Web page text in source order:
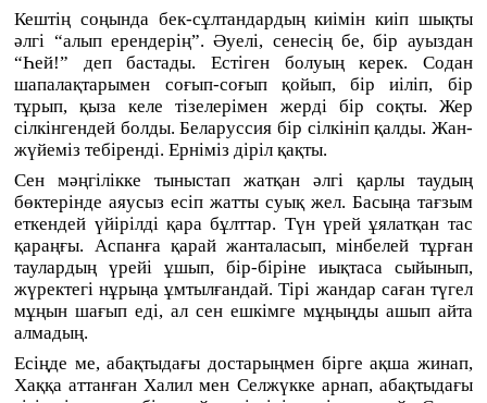
Кештің соңында бек-сұлтандардың киімін киіп шықты
әлгі “алып ерендерің”. Әуелі, сенесің бе, бір ауыздан
“Һей!” деп бастады. Естіген болуың керек. Содан
шапалақтарымен соғып-соғып қойып, бір иіліп, бір
тұрып, қыза келе тізелерімен жерді бір соқты. Жер
сілкінгендей болды. Беларуссия бір сілкініп қалды. Жан-
жүйеміз тебіренді. Ерніміз діріл қақты.
Сен мәңгілікке тыныстап жатқан әлгі қарлы таудың
бөктерінде аяусыз есіп жатты суық жел. Басыңа тағзым
еткендей үйірілді қара бұлттар. Түн үрей ұялатқан тас
қараңғы. Аспанға қарай жанталасып, мінбелей тұрған
таулардың үрейі ұшып, бір-біріне иықтаса сыйынып,
жүректегі нұрыңа ұмтылғандай. Тірі жандар саған түгел
мұңын шағып еді, ал сен ешкімге мұңыңды ашып айта
алмадың.
Есіңде ме, абақтыдағы достарыңмен бірге ақша жинап,
Хаққа аттанған Халил мен Селжүкке арнап, абақтыдағы